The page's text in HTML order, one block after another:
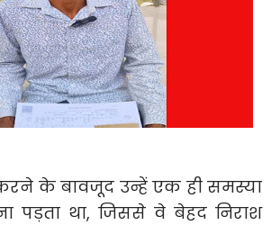
के बावजूद उन्हें एक ही समस्या
पड़ता था, जिससे वे बेहद निराश